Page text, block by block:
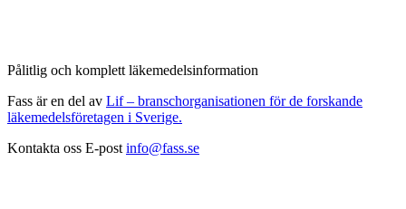
Pålitlig och komplett läkemedelsinformation
Fass är en del av Lif – branschorganisationen för de forskande
läkemedelsföretagen i Sverige.
Kontakta oss E-post info@fass.se